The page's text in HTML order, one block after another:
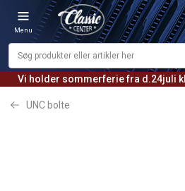
Vi holder sommerferie fra d.24juli
Menu
UNC bolte